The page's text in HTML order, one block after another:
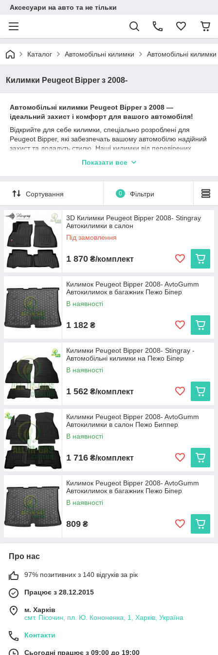
Аксесуари на авто та не тільки
Каталог Автомобільні килимки Автомобільні
Килимки Peugeot Bipper з 2008-
Автомобільні килимки Peugeot Bipperз 2008 —
ідеальний захист і комфорт для вашого автомобіля!
Відкрийте для себе килимки, спеціально розроблені для
Peugeot Bipper, які забезпечать вашому автомобілю надійний
захист та додадуть стилю. Наші килимки від перевірених
ідеально підходять для Пежо Bipper та гарантують
Матеріали, такі як каучук, поліуретан та гума, забезпечують
відмінні захисні характеристики, а різноманітність типів
бортиків (2,5 см, 4 см, євроборт) дозволяє вибрати найбільш
підходящий варіант залежно від ваших уподобань та умов
експлуатації. Ми пропонуємо:
Cargumm з євробортом— відмінний захист для
салону, легкість у догляді та висока зносостійкість.
Avto gumm з бортиком 2,5 см— надійний захист
від бруду та вологи для салону та багажника, що
витримує будь-які погодні умови.
Stingray— коврики з євробортом з каучуку для
довговічності та 3D коврики з високим бортиком 3,5 см
для максимальної захисту і преміального вигляду.
Кожен виріб виготовляється в Україні, що гарантує високу
Виберіть автокиликми, які ідеально підходять вашому
Peugeot Bipper, та насолоджуйтеся чистотою і комфортом на
кожному кілометрі дороги!
Показати все
Сортування 0 Фільтри
3D Килимки Peugeot Bipper 2008- Stingray
Автокилимки в салон
Під замовлення
1 870 ₴/комплект
Килимок Peugeot Bipper 2008- AvtoGumm
Автокилимок в багажник Пежо Біпер
В наявності
1 182 ₴
Килимки Peugeot Bipper 2008- Stingray -
Автомобільні килимки на Пежо Біпер
В наявності
1 562 ₴/комплект
Килимки Peugeot Bipper 2008- AvtoGumm
Автокилимки в салон Пежо Биппер
В наявності
1 716 ₴/комплект
Килимок Peugeot Bipper 2008- AvtoGumm
Автокилимок в багажник Пежо Біпер
В наявності
809 ₴
Про нас
97% позитивних з 140 відгуків за рік
Працює з 28.12.2015
м. Харків
смт. Пісочин, пл. Ю. Кононенка, 1, Харків, Україна
Контакти
Сьогодні працює з 09:00 до 19:00